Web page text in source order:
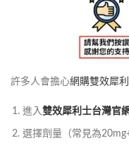
許多人會擔心網購雙效犀
進入雙效犀利士台灣官
選擇劑量（常見為